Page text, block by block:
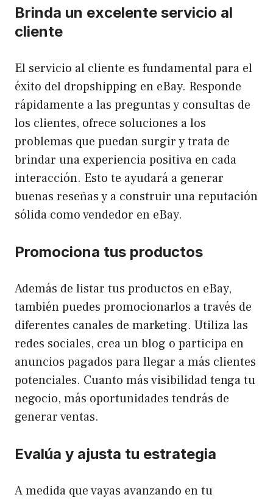
Brinda un excelente servicio al
cliente
El servicio al cliente es fundamental para el
éxito del dropshipping en eBay. Responde
rápidamente a las preguntas y consultas de
los clientes, ofrece soluciones a los
problemas que puedan surgir y trata de
brindar una experiencia positiva en cada
interacción. Esto te ayudará a generar
buenas reseñas y a construir una reputación
sólida como vendedor en eBay.
Promociona tus productos
Además de listar tus productos en eBay,
también puedes promocionarlos a través de
diferentes canales de marketing. Utiliza las
redes sociales, crea un blog o participa en
anuncios pagados para llegar a más clientes
potenciales. Cuanto más visibilidad tenga tu
negocio, más oportunidades tendrás de
generar ventas.
Evalúa y ajusta tu estrategia
A medida que vayas avanzando en tu